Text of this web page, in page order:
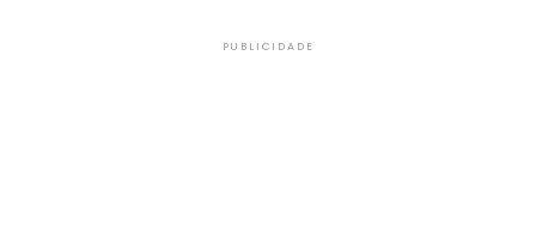
PUBLICIDADE